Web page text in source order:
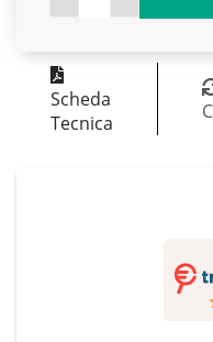
Scheda
Tecnica